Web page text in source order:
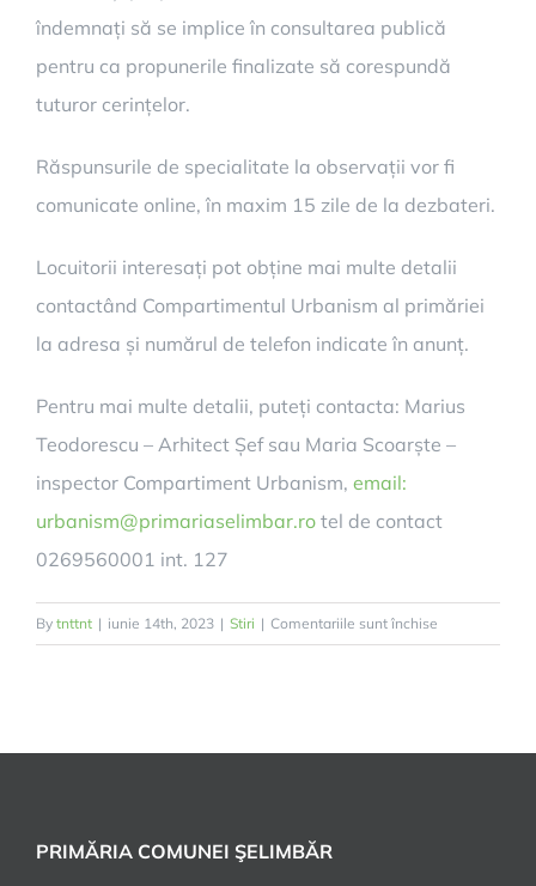
îndemnați să se implice în consultarea publică
pentru ca propunerile finalizate să corespundă
tuturor cerințelor.
Răspunsurile de specialitate la observații vor fi
comunicate online, în maxim 15 zile de la dezbateri.
Locuitorii interesați pot obține mai multe detalii
contactând Compartimentul Urbanism al primăriei
la adresa și numărul de telefon indicate în anunț.
Pentru mai multe detalii, puteți contacta: Marius
Teodorescu – Arhitect Șef sau Maria Scoarște –
inspector Compartiment Urbanism, email:
urbanism@primariaselimbar.ro tel de contact
0269560001 int. 127
By tnttnt | iunie 14th, 2023 | Stiri | Comentariile sunt închise
Primăria
PRIMĂRIA COMUNEI ŞELIMBĂR